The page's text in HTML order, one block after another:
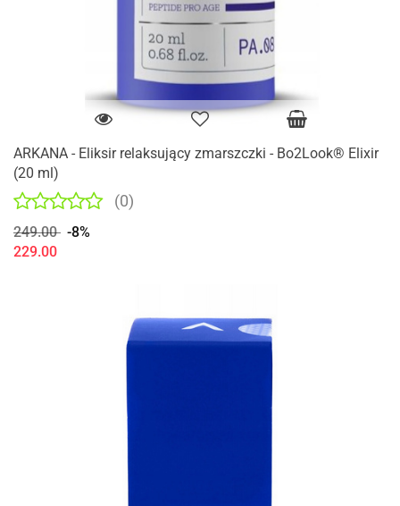
ARKANA - Eliksir relaksujący zmarszczki - Bo2Look® Elixir
(20 ml)
(0)
249.00 -8%
229.00